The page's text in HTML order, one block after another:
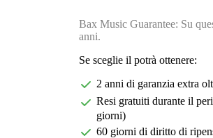
Bax Music Guarantee: Su
anni.
Se sceglie il potrà ottenere:
2 anni di garanzia extra
Resi gratuiti durante il
giorni)
60 giorni di diritto di